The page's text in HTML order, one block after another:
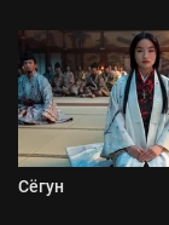
Сёгун